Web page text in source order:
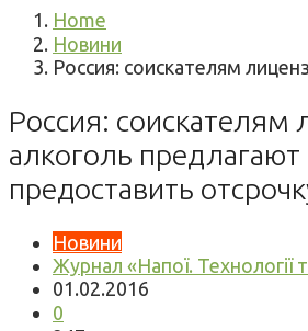
Home
Новини
Россия: соискателям
Россия: соискателям
алкоголь предлагают
предоставить
Новини
Журнал «Напої. Технології
01.02.2016
0